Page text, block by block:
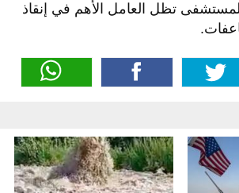
تظل العامل الأهم في إنقاذ